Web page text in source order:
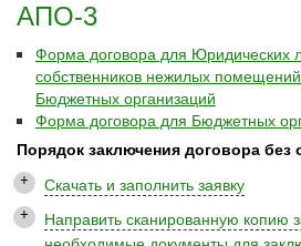
АПО-3
Форма договора для Юридических
собственников нежилых
Бюджетных организаций
Форма договора для Бюджетных
Порядок заключения договора
Скачать и заполнить заявку
Направить сканированную копию